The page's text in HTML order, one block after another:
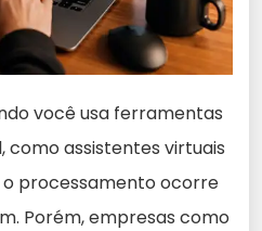
você usa ferramentas
como assistentes virtuais
processamento ocorre
Porém, empresas como